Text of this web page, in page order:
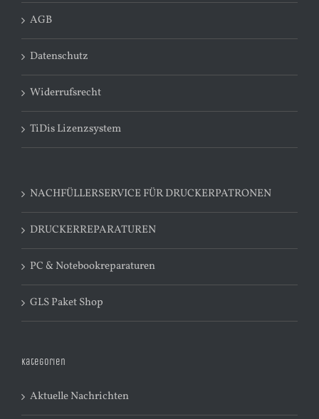
AGB
Datenschutz
Widerrufsrecht
TiDis Lizenzsystem
NACHFÜLLERSERVICE FÜR DRUCKERPATRONEN
DRUCKERREPARATUREN
PC & Notebookreparaturen
GLS Paket Shop
Kategorien
Aktuelle Nachrichten